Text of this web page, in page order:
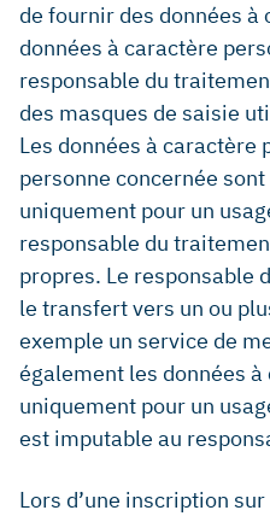
de fournir des données
données à caractère
responsable du
des masques de saisie
Les données à caractère
personne concernée
uniquement pour un
responsable du
propres. Le responsable
le transfert vers un ou
exemple un service de
également les données
uniquement pour un
est imputable au
Lors d’une inscription